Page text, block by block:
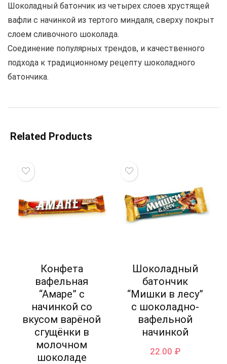
Шоколадный батончик из четырех слоев хрустящей
вафли с начинкой из тертого миндаля, сверху покрыт
слоем сливочного шоколада.
Соединение популярных трендов, и качественного
подхода к традиционному рецепту шоколадного
батончика.
Related Products
Конфета
вафельная
“Амаре” с
начинкой со
вкусом варёной
сгущёнки в
молочном
шоколаде
Шоколадный
батончик
“Мишки в лесу”
с шоколадно-
вафельной
начинкой
22.00 ₽